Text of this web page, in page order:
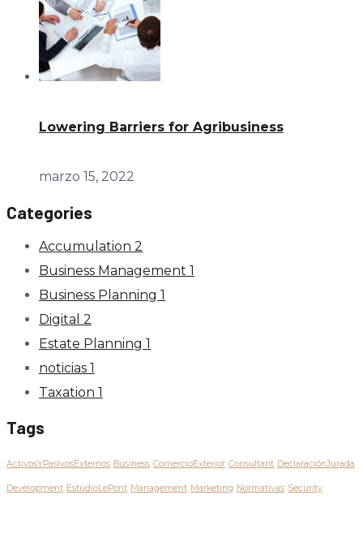
Lowering Barriers for Agribusiness
marzo 15, 2022
Categories
Accumulation 2
Business Management 1
Business Planning 1
Digital 2
Estate Planning 1
noticias 1
Taxation 1
Tags
ActivosYPasivosExternos Business ComercioExterior Consultant DeclaraciónJurada
Development EstudioLePont Management Marketing Normativas Security